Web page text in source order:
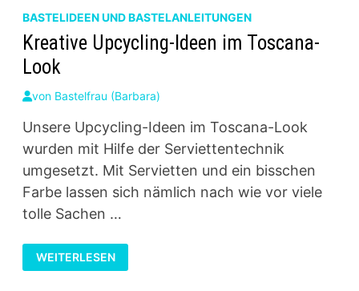
BASTELIDEEN UND BASTELANLEITUNGEN
Kreative Upcycling-Ideen im Toscana-
Look
von Bastelfrau (Barbara)
Unsere Upcycling-Ideen im Toscana-Look
wurden mit Hilfe der Serviettentechnik
umgesetzt. Mit Servietten und ein bisschen
Farbe lassen sich nämlich nach wie vor viele
tolle Sachen …
KREATIVE
UPCYCLING-
IDEEN
WEITERLESEN